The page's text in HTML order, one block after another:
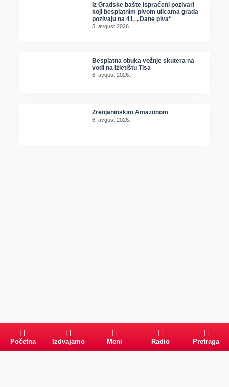
Iz Gradske bašte ispraćeni pozivari
koji besplatnim pivom ulicama grada
pozivaju na 41. „Dane piva“
5. avgust 2026.
Besplatna obuka vožnje skutera na
vodi na Izletištu Tisa
6. avgust 2026.
Zrenjaninskim Amazonom
6. avgust 2026.
Početna Izdvajamo Meni Radio Pretraga